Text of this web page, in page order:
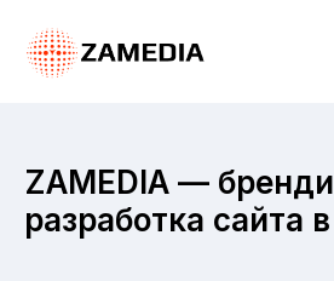
ZAMEDIA —
разработка сайта